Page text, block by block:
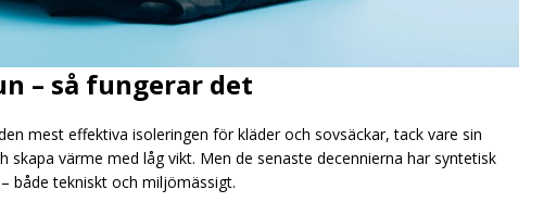
– så fungerar det
mest effektiva isoleringen för kläder och sovsäckar, tack vare sin
skapa värme med låg vikt. Men de senaste decennierna har syntetisk
både tekniskt och miljömässigt.